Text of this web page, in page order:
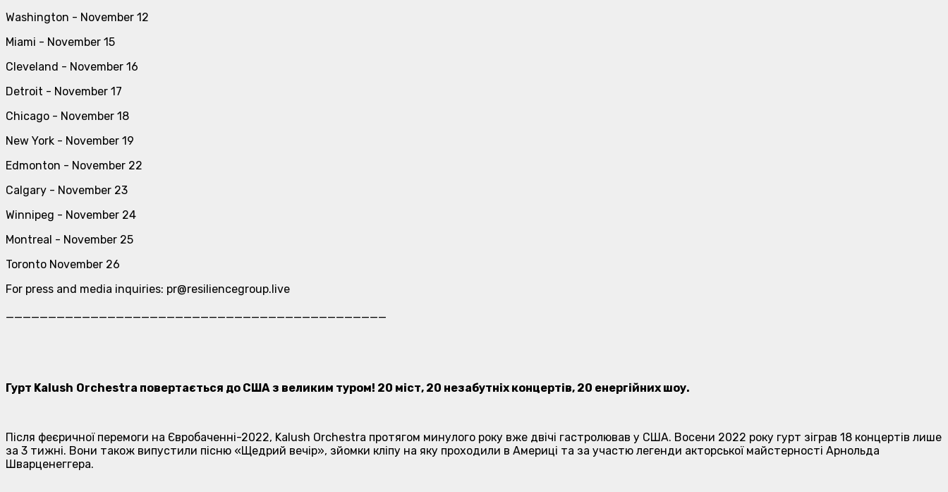
Washington - November 12
Miami - November 15
Cleveland - November 16
Detroit - November 17
Chicago - November 18
New York - November 19
Edmonton - November 22
Calgary - November 23
Winnipeg - November 24
Montreal - November 25
Toronto November 26
For press and media inquiries: pr@resiliencegroup.live
_____________________________________________
Гурт Kalush Orchestra повертається до США з великим туром! 20 міст, 20 незабутніх концертів, 20 енергійних шоу.
Після феєричної перемоги на Євробаченні-2022, Kalush Orchestra протягом минулого року вже двічі гастролював у США. Восени 2022 року гурт зіграв 18 концертів лише
за 3 тижні. Вони також випустили пісню «Щедрий вечір», зйомки кліпу на яку проходили в Америці та за участю легенди акторської майстерності Арнольда
Шварценеггера.